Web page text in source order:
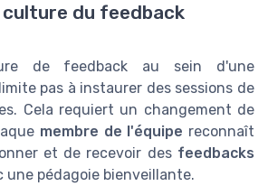
culture du feedback
de feedback au sein d'une
pas à instaurer des sessions de
Cela requiert un changement de
membre de l'équipe reconnaît
et de recevoir des feedbacks
une pédagoie bienveillante.